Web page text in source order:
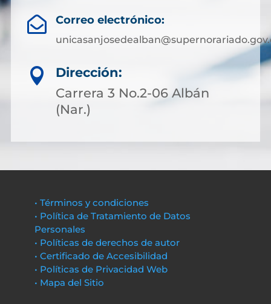
 Correo electrónico:

Dirección:
Carrera 3 No.2-06 Albán
(Nar.)
• Términos y condiciones
• Política de Tratamiento de Datos
Personales
• Políticas de derechos de autor
• Certificado de Accesibilidad
• Políticas de Privacidad Web
• Mapa del Sitio